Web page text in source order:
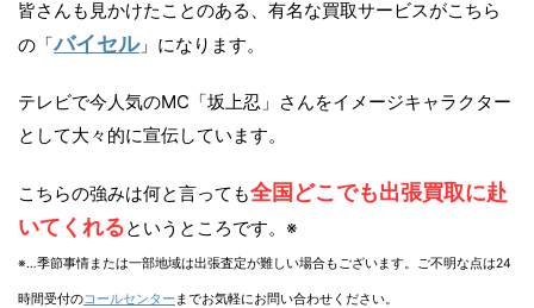
皆さんも見かけたことのある、有名な買取サービスがこちら
の「バイセル」になります。
テレビで今人気のMC「坂上忍」さんをイメージキャラクター
として大々的に宣伝しています。
こちらの強みは何と言っても全国どこでも出張買取に赴
いてくれるというところです。※
※…季節事情または一部地域は出張査定が難しい場合もございます。ご不明な点は24
時間受付のコールセンター までお気軽にお問い合わせください。